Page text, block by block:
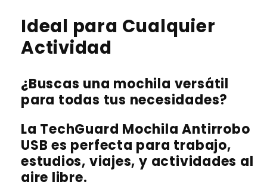
Ideal para Cualquier
Actividad
¿Buscas una mochila versátil
para todas tus necesidades?
La TechGuard Mochila Antirrobo
USB es perfecta para trabajo,
estudios, viajes, y actividades al
aire libre.